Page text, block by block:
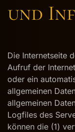
und
Die Internetseite
Aufruf der
oder ein
allgemeinen
allgemeinen
Logfiles des
können die (1)